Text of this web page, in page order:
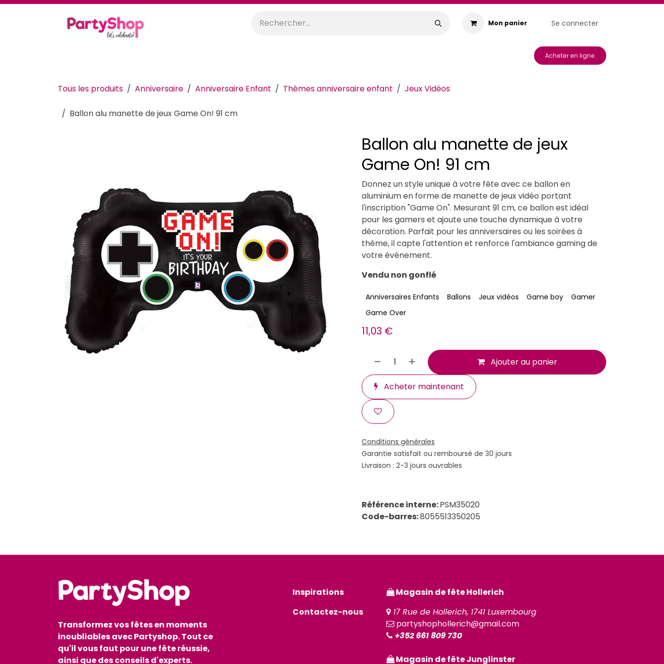
Se rendre au contenu
Mon panier Se connecter
Acheter en ligne
Tous les produits Anniversaire Anniversaire Enfant Thèmes anniversaire enfant Jeux Vidéos
Ballon alu manette de jeux Game On! 91 cm
Ballon alu manette de jeux
Game On! 91 cm
Donnez un style unique à votre fête avec ce ballon en
aluminium en forme de manette de jeux vidéo portant
l'inscription "Game On". Mesurant 91 cm, ce ballon est idéal
pour les gamers et ajoute une touche dynamique à votre
décoration. Parfait pour les anniversaires ou les soirées à
thème, il capte l'attention et renforce l'ambiance gaming de
votre événement.
Vendu non gonflé
Anniversaires Enfants Ballons Jeux vidéos Game boy
Gamer
Game Over
11,03 €
Ajouter au panier
Acheter maintenant
Conditions générales
Garantie satisfait ou remboursé de 30 jours
Livraison : 2-3 jours ouvrables
Référence interne:PSM35020
Code-barres:8055513350205
Transformez vos fêtes en moments
inoubliables avec Partyshop. Tout ce
qu'il vous faut pour une fête réussie,
ainsi que des conseils d'experts.
Inspirations
Contactez-nous
Magasin de fête Hollerich
17 Rue de Hollerich, 1741 Luxembourg
partyshophollerich@gmail.com
+352 661 809 730
Magasin de fête Junglinster